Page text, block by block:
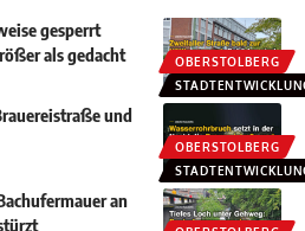
OBERSTOLBERG
gesperrt
als gedacht
OBERSTOLBERG
und
an